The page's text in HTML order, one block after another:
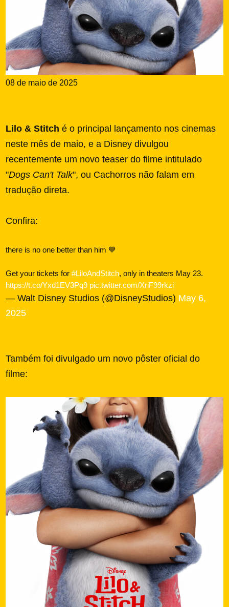
08 de maio de 2025
Lilo & Stitch é o principal lançamento nos cinemas
neste mês de maio, e a Disney divulgou
recentemente um novo teaser do filme intitulado
"Dogs Can't Talk", ou Cachorros não falam em
tradução direta.
Confira:
there is no one better than him 💙
Get your tickets for#LiloAndStitch, only in theaters May 23.
https://t.co/Yxd1EV3Pq9 pic.twitter.com/XriF99rkzi
— Walt Disney Studios (@DisneyStudios) May 6,
2025
Também foi divulgado um novo pôster oficial do
filme: